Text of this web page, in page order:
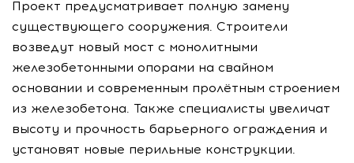
Проект предусматривает полную замену
существующего сооружения. Строители
возведут новый мост с монолитными
железобетонными опорами на свайном
основании и современным пролётным строением
из железобетона. Также специалисты увеличат
высоту и прочность барьерного ограждения и
установят новые перильные конструкции.